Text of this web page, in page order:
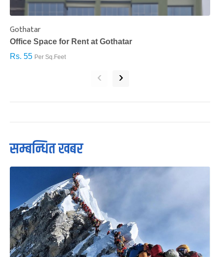
Gothatar
Office Space for Rent at Gothatar
Rs. 55 Per Sq.Feet
‹ ›
सम्बन्धित खबर